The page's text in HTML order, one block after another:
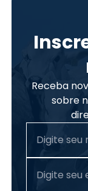
Receba
sobre